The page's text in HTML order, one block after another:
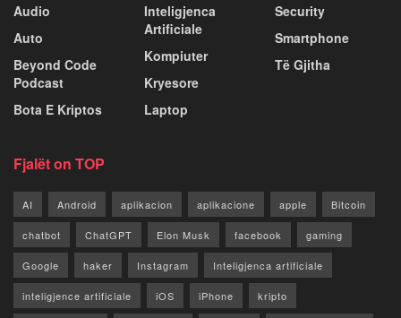
Audio
Auto
Beyond Code
Podcast
Bota E Kriptos
Inteligjenca
Artificiale
Kompiuter
Kryesore
Laptop
Security
Smartphone
Të Gjitha
Fjalët on TOP
AI Android aplikacion aplikacione apple Bitcoin
chatbot ChatGPT Elon Musk facebook gaming
Google haker Instagram Inteligjenca artificiale
inteligjence artificiale iOS iPhone kripto